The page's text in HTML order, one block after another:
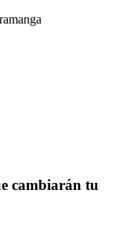
cambiarán tu